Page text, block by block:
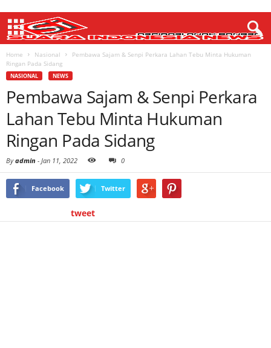
Home Nasional
Pembawa Sajam & Senpi Perkara Lahan Tebu Minta Hukuman
Ringan Pada Sidang
NASIONAL NEWS
Pembawa Sajam & Senpi Perkara
Lahan Tebu Minta Hukuman
Ringan Pada Sidang
Byadmin - Jan 11, 2022 0
Facebook Twitter
tweet